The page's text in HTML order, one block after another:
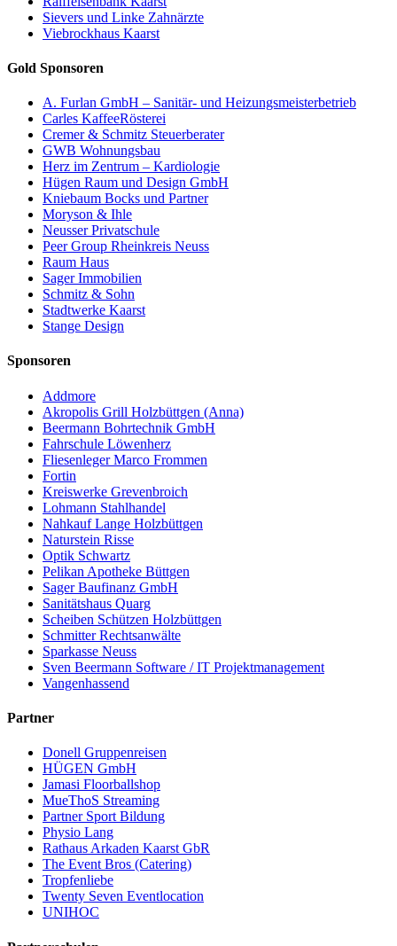
Sievers und Linke Zahnärzte
Viebrockhaus Kaarst
Gold Sponsoren
A. Furlan GmbH – Sanitär- und Heizungsmeisterbetrieb
Carles KaffeeRösterei
Cremer & Schmitz Steuerberater
GWB Wohnungsbau
Herz im Zentrum – Kardiologie
Hügen Raum und Design GmbH
Kniebaum Bocks und Partner
Moryson & Ihle
Neusser Privatschule
Peer Group Rheinkreis Neuss
Raum Haus
Sager Immobilien
Schmitz & Sohn
Stadtwerke Kaarst
Stange Design
Sponsoren
Addmore
Akropolis Grill Holzbüttgen (Anna)
Beermann Bohrtechnik GmbH
Fahrschule Löwenherz
Fliesenleger Marco Frommen
Fortin
Kreiswerke Grevenbroich
Lohmann Stahlhandel
Nahkauf Lange Holzbüttgen
Naturstein Risse
Optik Schwartz
Pelikan Apotheke Büttgen
Sager Baufinanz GmbH
Sanitätshaus Quarg
Scheiben Schützen Holzbüttgen
Schmitter Rechtsanwälte
Sparkasse Neuss
Sven Beermann Software / IT Projektmanagement
Vangenhassend
Partner
Donell Gruppenreisen
HÜGEN GmbH
Jamasi Floorballshop
MueThoS Streaming
Partner Sport Bildung
Physio Lang
Rathaus Arkaden Kaarst GbR
The Event Bros (Catering)
Tropfenliebe
Twenty Seven Eventlocation
UNIHOC